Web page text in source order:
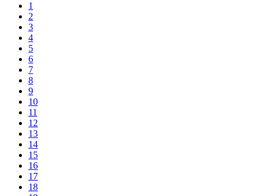
1
2
3
4
5
6
7
8
9
10
11
12
13
14
15
16
17
18